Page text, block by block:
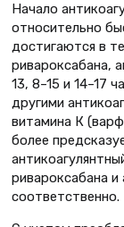
Начало
относительно
достигаются в
ривароксабана,
13, 8–15 и 14–17
другими
витамина К
более
ривароксабана
соответственно.